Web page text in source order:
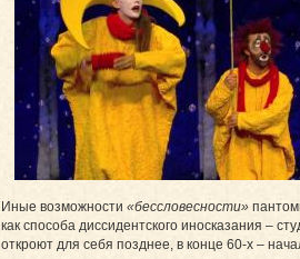
Иные возможности «бессловесности»
как способа диссидентского иносказания –
откроют для себя позднее, в конце 60-х –